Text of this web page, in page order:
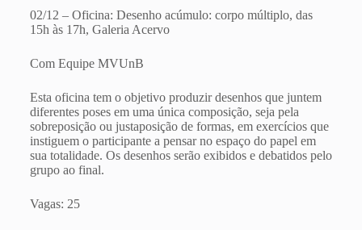
02/12 – Oficina: Desenho acúmulo: corpo múltiplo, das
15h às 17h, Galeria Acervo
Com Equipe MVUnB
Esta oficina tem o objetivo produzir desenhos que juntem
diferentes poses em uma única composição, seja pela
sobreposição ou justaposição de formas, em exercícios que
instiguem o participante a pensar no espaço do papel em
sua totalidade. Os desenhos serão exibidos e debatidos pelo
grupo ao final.
Vagas: 25